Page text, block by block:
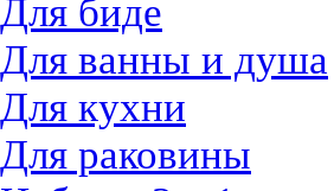
Для биде
Для ванны и душа
Для кухни
Для раковины